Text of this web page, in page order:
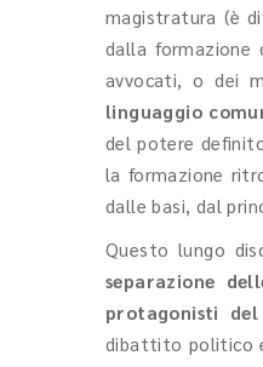
magistratura (è
dalla
avvocati, o dei
linguaggio
del potere
la formazione
dalle basi, dal
Questo lungo
separazione
protagonisti
dibattito politico